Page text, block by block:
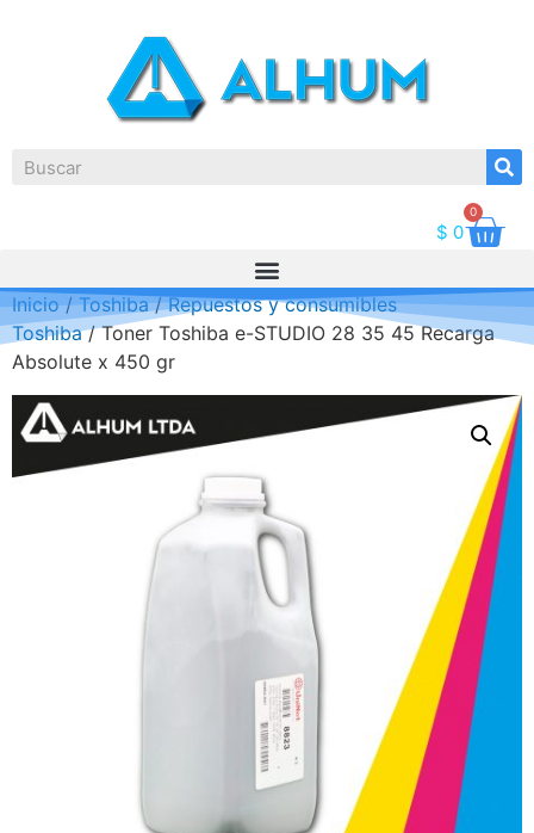
$ 0
0
Inicio/Toshiba/Repuestos y consumibles
Toshiba/ Toner Toshiba e-STUDIO 28 35 45 Recarga
Absolute x 450 gr